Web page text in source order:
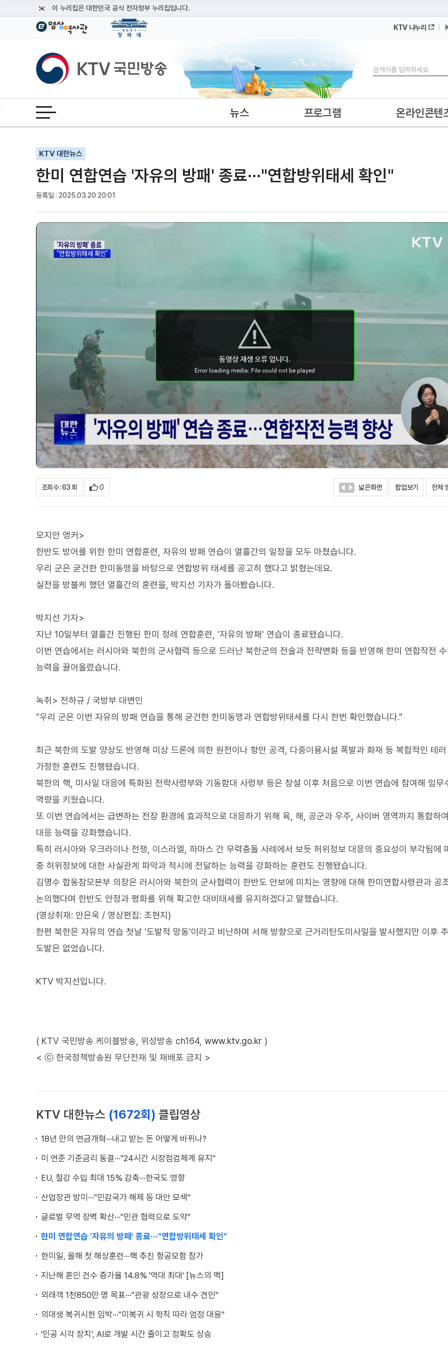
이 누리집은 대한민국 공식 전자정부 누리집입니다.
공식 누리집 주소 확인하기
이밖에 or.kr 또는 .kr등 다른 도메인 주소를 사용하고 있다면 아래 URL에서 도메인 주소를 확인해 보세요
운영중인 공식 누리집보기
KTV 나누리
KTV국민방송
검색
전체메뉴 열기 뉴스 프로그램 온라인콘텐
KTV 대한뉴스
한미 연합연습 '자유의 방패' 종료···"연합방위태세 확인"
등록일 : 2025.03.20 20:01
기사인쇄
글자확대
글자축소
조회수 : 63 회 0 넓은화면 팝업보기 전체
모지안 앵커>
한반도 방어를 위한 한미 연합훈련, 자유의 방패 연습이 열흘간의 일정을 모두 마쳤습니다.
우리 군은 굳건한 한미동맹을 바탕으로 연합방위 태세를 공고히 했다고 밝혔는데요.
실전을 방불케 했던 열흘간의 훈련을, 박지선 기자가 돌아봤습니다.
박지선 기자>
지난 10일부터 열흘간 진행된 한미 정례 연합훈련, '자유의 방패' 연습이 종료됐습니다.
이번 연습에서는 러시아와 북한의 군사협력 등으로 드러난 북한군의 전술과 전략변화 등을 반영해 한미 연합작전
능력을 끌어올렸습니다.
녹취> 전하규 / 국방부 대변인
"우리 군은 이번 자유의 방패 연습을 통해 굳건한 한미동맹과 연합방위태세를 다시 한번 확인했습니다."
최근 북한의 도발 양상도 반영해 미상 드론에 의한 원전이나 항만 공격, 다중이용시설 폭발과 화재 등 복합적인 테
가정한 훈련도 진행됐습니다.
북한의 핵, 미사일 대응에 특화된 전략사령부와 기동함대 사령부 등은 창설 이후 처음으로 이번 연습에 참여해 임무
역량을 키웠습니다.
또 이번 연습에서는 급변하는 전장 환경에 효과적으로 대응하기 위해 육, 해, 공군과 우주, 사이버 영역까지 통합하
대응 능력을 강화했습니다.
특히 러시아와 우크라이나 전쟁, 이스라엘, 하마스 간 무력충돌 사례에서 보듯 허위정보 대응의 중요성이 부각됨에
중 허위정보에 대한 사실관계 파악과 적시에 전달하는 능력을 강화하는 훈련도 진행됐습니다.
김명수 합동참모본부 의장은 러시아와 북한의 군사협력이 한반도 안보에 미치는 영향에 대해 한미연합사령관과 공
논의했다며 한반도 안정과 평화를 위해 확고한 대비태세를 유지하겠다고 말했습니다.
(영상취재: 안은욱 / 영상편집: 조현지)
한편 북한은 자유의 연습 첫날 '도발적 망동'이라고 비난하며 서해 방향으로 근거리탄도미사일을 발사했지만 이후
도발은 없었습니다.
KTV 박지선입니다.
( KTV 국민방송 케이블방송, 위성방송 ch164, www.ktv.go.kr )
< ⓒ 한국정책방송원 무단전재 및 재배포 금지 >
KTV 대한뉴스 (1672회) 클립영상
18년 만의 연금개혁···내고 받는 돈 어떻게 바뀌나?
미 연준 기준금리 동결···"24시간 시장점검체계 유지"
EU, 철강 수입 최대 15% 감축···한국도 영향
산업장관 방미···"민감국가 해제 등 대안 모색"
글로벌 무역 장벽 확산···"민관 협력으로 도약"
한미 연합연습 '자유의 방패' 종료···"연합방위태세 확인"
한미일, 올해 첫 해상훈련···핵 추진 항공모함 참가
지난해 혼인 건수 증가율 14.8% '역대 최대' [뉴스의 맥]
외래객 1천850만 명 목표···"관광 성장으로 내수 견인"
의대생 복귀시한 임박···"미복귀 시 학칙 따라 엄정 대응"
'인공 시각 장치', AI로 개발 시간 줄이고 정확도 상승